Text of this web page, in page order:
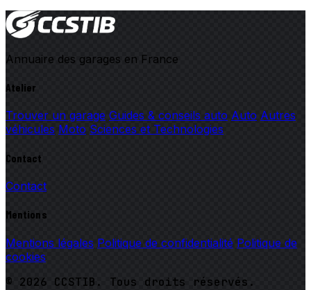
Annuaire des garages en France
Atelier
Trouver un garage Guides & conseils auto Auto Autres
véhicules Moto Sciences et Technologies
Contact
Contact
Mentions
Mentions légales Politique de confidentialité Politique de
cookies
© 2026 CCSTIB. Tous droits réservés.